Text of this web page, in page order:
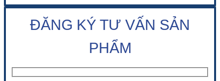
ĐĂNG KÝ TƯ VẤN SẢN
PHẨM